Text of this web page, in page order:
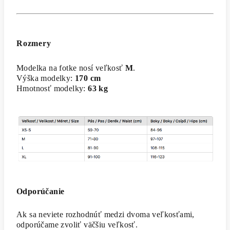
Rozmery
Modelka na fotke nosí veľkosť M.
Výška modelky: 170 cm
Hmotnosť modelky:63 kg
Odporúčanie
Ak sa neviete rozhodnúť medzi dvoma veľkosťami,
odporúčame zvoliť väčšiu veľkosť.